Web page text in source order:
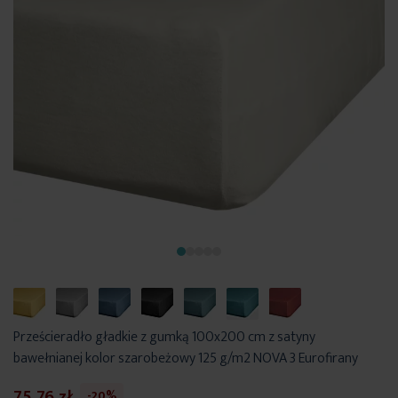
Prześcieradło gładkie z gumką 100x200 cm z satyny
bawełnianej kolor szarobeżowy 125 g/m2 NOVA 3 Eurofirany